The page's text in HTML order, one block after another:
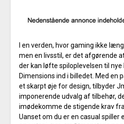
I en verden, hvor gaming ikke
men en livsstil, er det afgørende
der kan løfte spiloplevelsen til
Dimensions ind i billedet. Med en
et skarpt øje for design, tilbyder
imponerende udvalg af tilbehør,
imødekomme de stigende krav
Uanset om du er en casual spiller